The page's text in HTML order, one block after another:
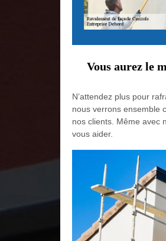
Vous aurez le
N’attendez plus pour
nous verrons ensemble
nos clients. Même avec
vous aider.